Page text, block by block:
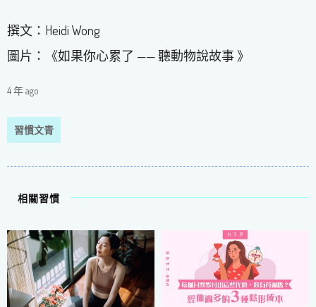
撰文：Heidi Wong
圖片：《如果你心累了 —— 聽動物說故事 》
4 年 ago
習慣文青
相關習慣